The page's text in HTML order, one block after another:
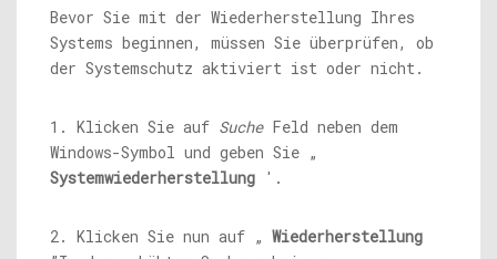
Bevor Sie mit der Wiederherstellung Ihres
Systems beginnen, müssen Sie überprüfen, ob
der Systemschutz aktiviert ist oder nicht.
1. Klicken Sie auf SucheFeld neben dem
Windows-Symbol und geben Sie „
Systemwiederherstellung '.
2. Klicken Sie nun auf „ Wiederherstellung